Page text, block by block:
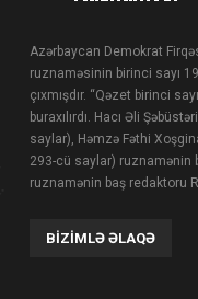
Azərbaycan Demokrat
ruznaməsinin birinci sayı
çıxmışdır. “Qəzet birinci
buraxılırdı. Hacı Əli
saylar), Həmzə Fəthi
293-cü saylar) ruznamənin
ruznamənin baş redaktoru
BIZIMLƏ ƏLAQƏ